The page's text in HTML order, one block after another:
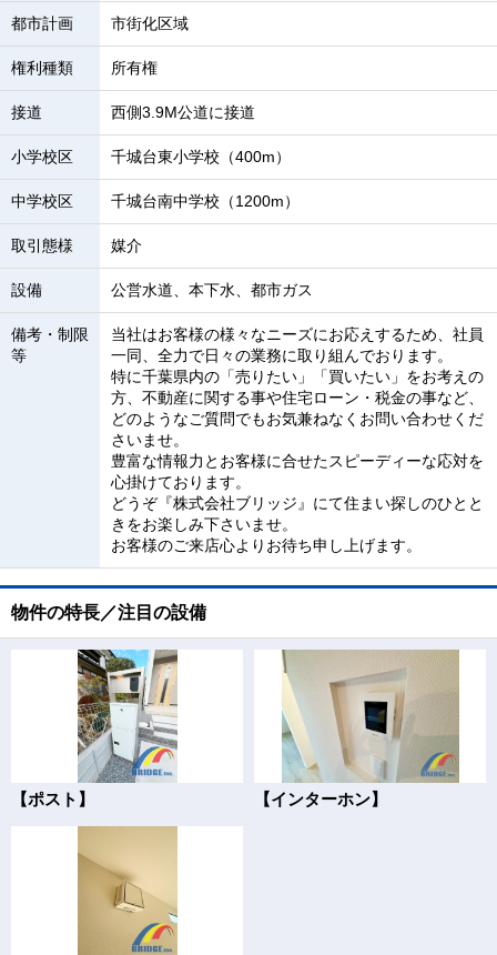
都市計画 市街化区域
権利種類 所有権
接道 西側3.9M公道に接道
小学校区 千城台東小学校（400m）
中学校区 千城台南中学校（1200m）
取引態様 媒介
設備 公営水道、本下水、都市ガス
備考・制限
等
当社はお客様の様々なニーズにお応えするため、社員
一同、全力で日々の業務に取り組んでおります。
特に千葉県内の「売りたい」「買いたい」をお考えの
方、不動産に関する事や住宅ローン・税金の事など、
どのようなご質問でもお気兼ねなくお問い合わせくだ
さいませ。
豊富な情報力とお客様に合せたスピーディーな応対を
心掛けております。
どうぞ『株式会社ブリッジ』にて住まい探しのひとと
きをお楽しみ下さいませ。
お客様のご来店心よりお待ち申し上げます。
物件の特長／注目の設備
【ポスト】 【インターホン】